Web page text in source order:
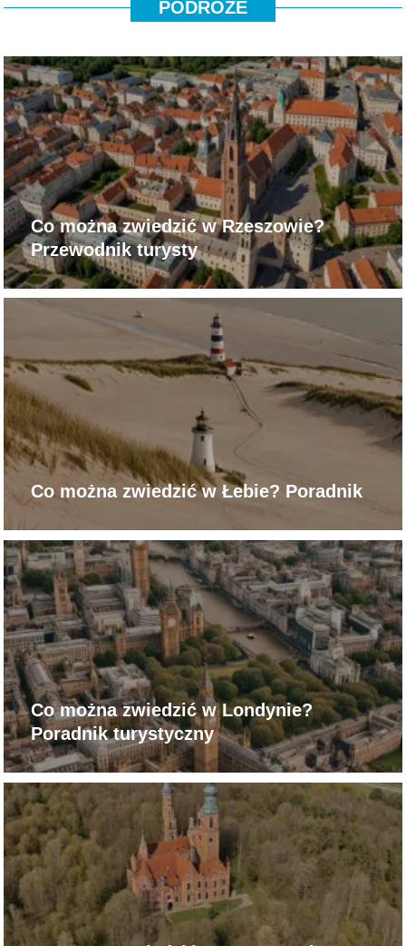
PODRÓŻE
Co można zwiedzić w Rzeszowie?
Przewodnik turysty
Co można zwiedzić w Łebie? Poradnik
Co można zwiedzić w Londynie?
Poradnik turystyczny